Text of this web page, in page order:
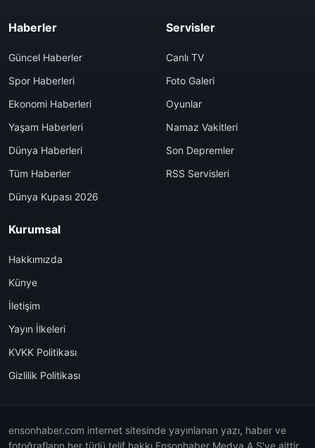
Haberler
Güncel Haberler
Spor Haberleri
Ekonomi Haberleri
Yaşam Haberleri
Dünya Haberleri
Tüm Haberler
Dünya Kupası 2026
Servisler
Canlı TV
Foto Galeri
Oyunlar
Namaz Vakitleri
Son Depremler
RSS Servisleri
Kurumsal
Hakkımızda
Künye
İletişim
Yayın İlkeleri
KVKK Politikası
Gizlilik Politikası
ensonhaber.com internet sitesinde yayınlanan yazı, haber ve